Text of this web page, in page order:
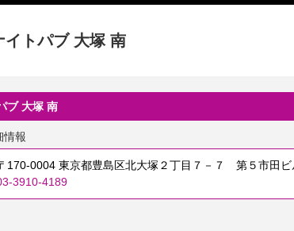
イトパブ 大塚 南
ブ 大塚 南
情報
170-0004 東京都豊島区北大塚２丁目７－７ 第５市田ビ
3910-4189